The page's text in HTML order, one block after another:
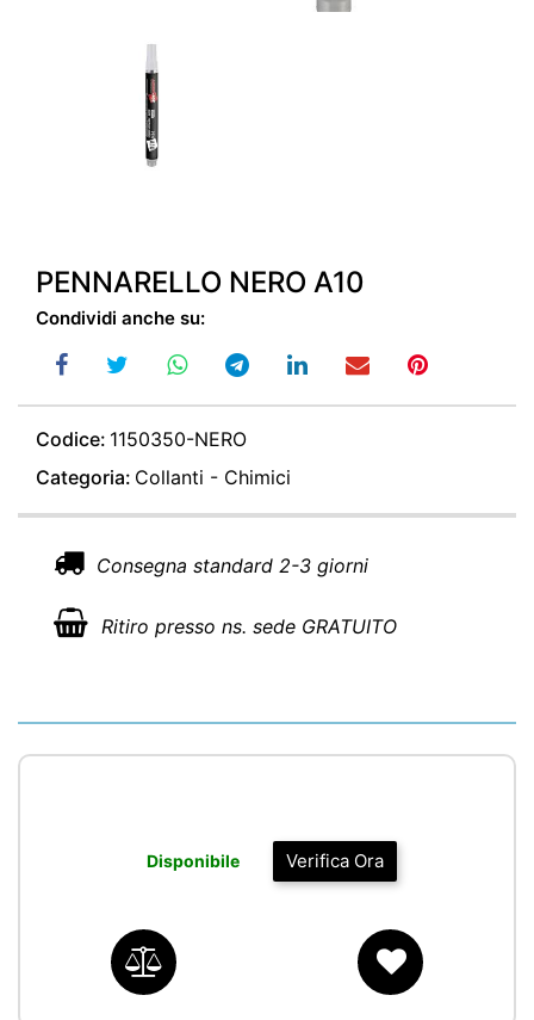
PENNARELLO NERO A10
Condividi anche su:
Codice: 1150350-NERO
Categoria: Collanti - Chimici
Consegna standard 2-3 giorni
Ritiro presso ns. sede GRATUITO
Verifica Ora
Disponibile